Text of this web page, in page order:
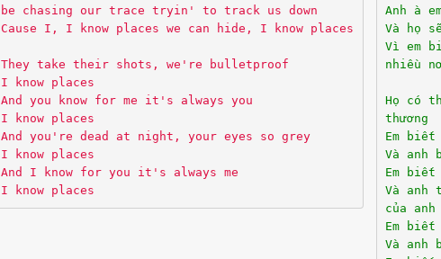
be chasing our trace tryin' to track us down
Cause I, I know places we can hide, I know places
They take their shots, we're bulletproof
I know places
And you know for me it's always you
I know places
And you're dead at night, your eyes so grey
I know places
And I know for you it's always me
I know places
Anh à
Và họ
Vì em
nhiều
Họ có
thương
Em
Và anh
Em
Và anh
của anh
Em
Và anh